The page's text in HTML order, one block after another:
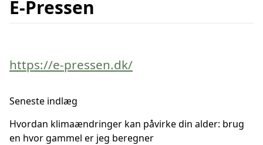
E-Pressen
https://e-pressen.dk/
Seneste indlæg
Hvordan klimaændringer kan påvirke din alder: brug
en hvor gammel er jeg beregner